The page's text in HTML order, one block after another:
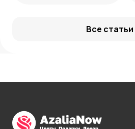
Все статьи